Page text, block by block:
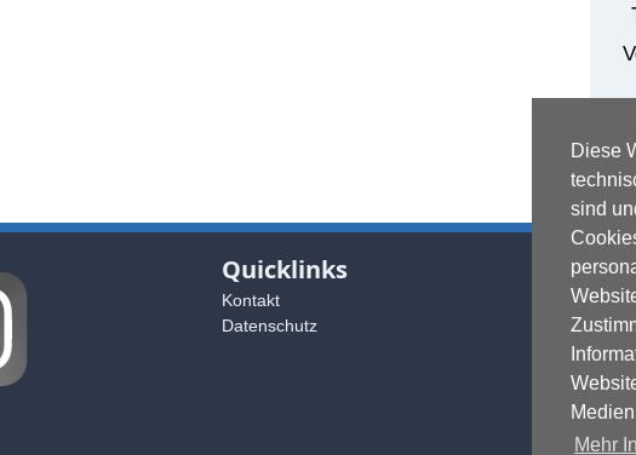
Diese
sind
Mehr
Quicklinks
Kontakt
Datenschutz